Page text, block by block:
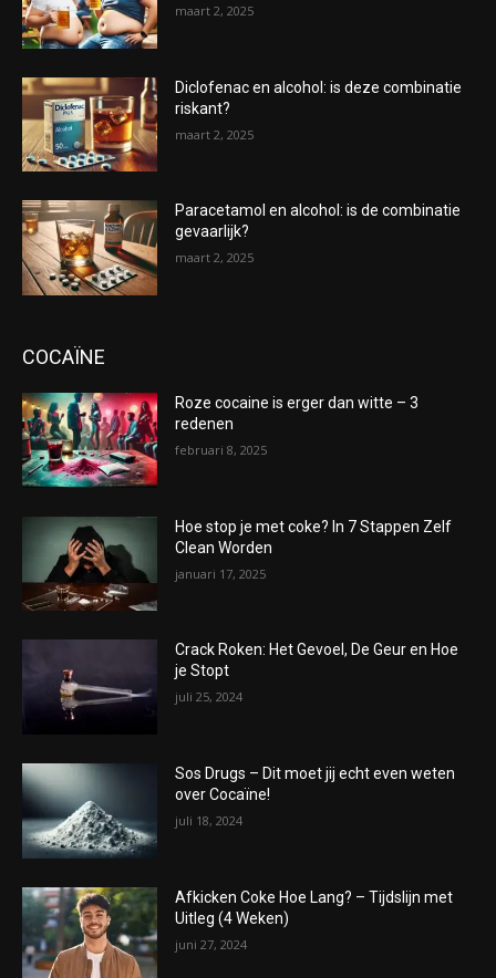
maart 2, 2025
Diclofenac en alcohol: is deze combinatie
riskant?
maart 2, 2025
Paracetamol en alcohol: is de combinatie
gevaarlijk?
maart 2, 2025
COCAÏNE
Roze cocaine is erger dan witte – 3
redenen
februari 8, 2025
Hoe stop je met coke? In 7 Stappen Zelf
Clean Worden
januari 17, 2025
Crack Roken: Het Gevoel, De Geur en Hoe
je Stopt
juli 25, 2024
Sos Drugs – Dit moet jij echt even weten
over Cocaïne!
juli 18, 2024
Afkicken Coke Hoe Lang? – Tijdslijn met
Uitleg (4 Weken)
juni 27, 2024